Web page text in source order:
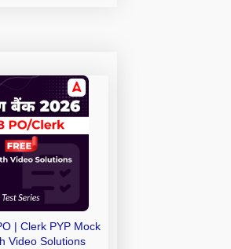
| Clerk PYP Mock
Video Solutions